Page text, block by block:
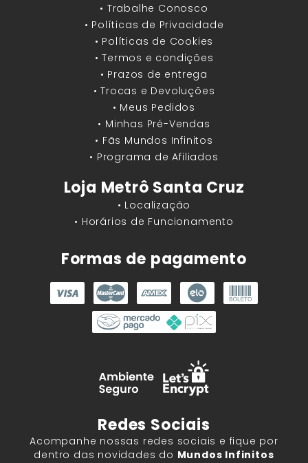
• Trabalhe Conosco
• Políticas de Privacidade
• Políticas de Cookies
• Termos e condições
• Prazos de entrega
• Trocas e Devoluções
• Meus Pedidos
• Minhas Pré-Vendas
• Fãs Mundos Infinitos
• Programa de Afiliados
Loja Metrô Santa Cruz
• Localização
• Horários de Funcionamento
Formas de pagamento
Redes Sociais
Acompanhe nossas redes sociais e fique por
dentro das novidades do Mundos Infinitos